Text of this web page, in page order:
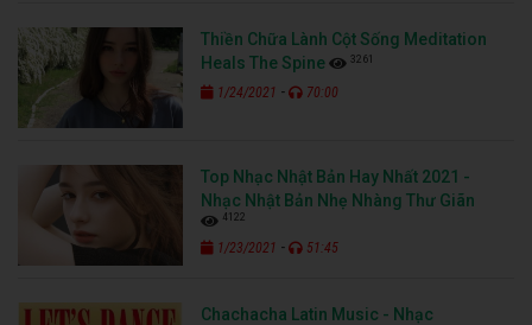
Thiền Chữa Lành Cột Sống Meditation
Heals The Spine
3261
1/24/2021 - 70:00
Top Nhạc Nhật Bản Hay Nhất 2021 -
Nhạc Nhật Bản Nhẹ Nhàng Thư Giãn
4122
1/23/2021 - 51:45
Chachacha Latin Music - Nhạc